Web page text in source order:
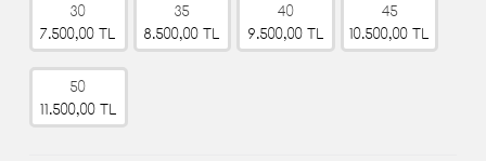
30
7.500,00 TL
35
8.500,00 TL
40
9.500,00 TL
45
10.500,00 TL
50
11.500,00 TL